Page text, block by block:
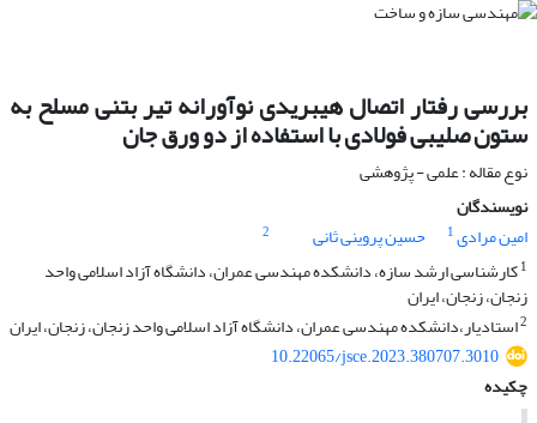
بررسی رفتار اتصال هیبریدی نوآورانه تیر بتنی مسلح به
ستون صلیبی فولادی با استفاده از دو ورق جان
نوع مقاله : علمی - پژوهشی
نویسندگان
امین مرادی1 حسین پروینی ثانی
2
1کارشناسی ارشد سازه، دانشکده مهندسی عمران، دانشگاه آزاد اسلامی واحد
زنجان، زنجان، ایران
2استادیار،دانشکده مهندسی عمران، دانشگاه آزاد اسلامی واحد زنجان، زنجان، ایران
10.22065/jsce.2023.380707.3010
چکیده